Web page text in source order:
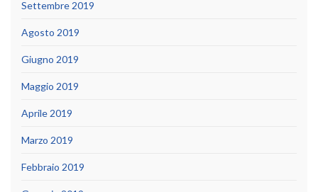
Settembre 2019
Agosto 2019
Giugno 2019
Maggio 2019
Aprile 2019
Marzo 2019
Febbraio 2019